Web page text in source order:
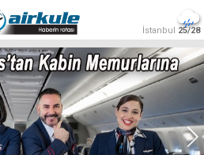
İstanbul 25/28